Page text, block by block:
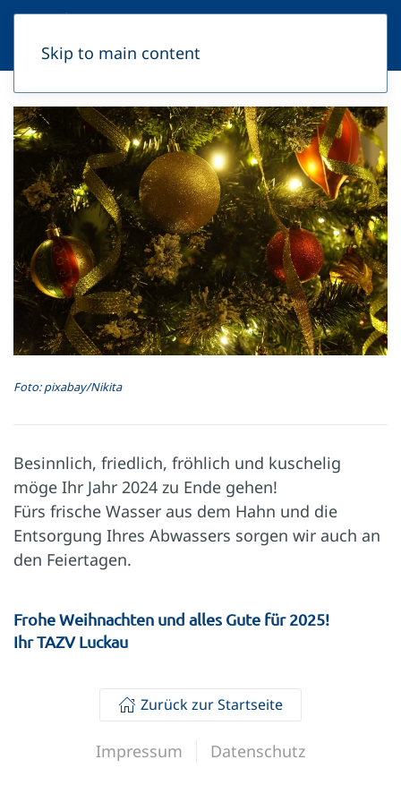
Skip to main content
Foto: pixabay/Nikita
Besinnlich, friedlich, fröhlich und kuschelig
möge Ihr Jahr 2024 zu Ende gehen!
Fürs frische Wasser aus dem Hahn und die
Entsorgung Ihres Abwassers sorgen wir auch an
den Feiertagen.
Frohe Weihnachten und alles Gute für 2025!
Ihr TAZV Luckau
Zurück zur Startseite
Impressum Datenschutz